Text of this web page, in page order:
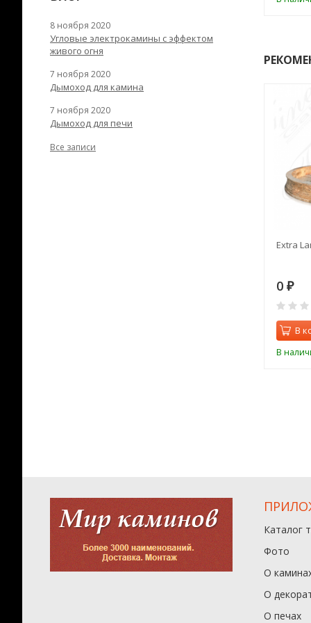
Extra
0 ₽
В
В
8 ноября 2020
Угловые электрокамины с эффектом
живого огня
7 ноября 2020
Дымоход для камина
7 ноября 2020
Дымоход для печи
Все записи
Каталог
Фото
О
О
О печах